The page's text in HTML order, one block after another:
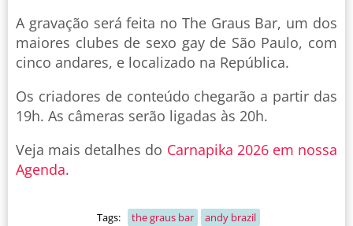
A gravação será feita no The Graus Bar, um dos
maiores clubes de sexo gay de São Paulo, com
cinco andares, e localizado na República.
Os criadores de conteúdo chegarão a partir das
19h. As câmeras serão ligadas às 20h.
Veja mais detalhes do Carnapika 2026 em nossa
Agenda.
Tags: the graus bar andy brazil